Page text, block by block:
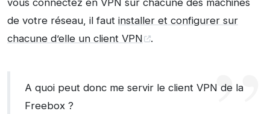
vous connectez en VPN sur chacune des machines
de votre réseau, il faut installer et configurer sur
chacune d’elle un client VPN
.
A quoi peut donc me servir le client VPN de la
Freebox ?